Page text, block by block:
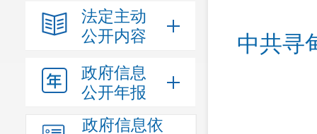
法定主动
公开内容
政府信息
公开年报
政府信息依
中共寻